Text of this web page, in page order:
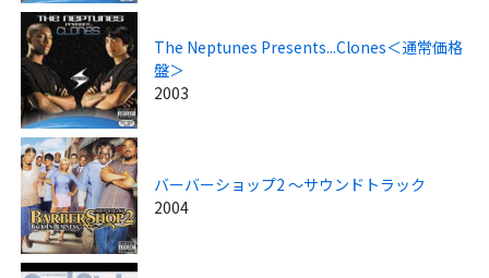
The Neptunes Presents...Clones＜通常価格
盤＞
2003
バーバーショップ2 ～サウンドトラック
2004